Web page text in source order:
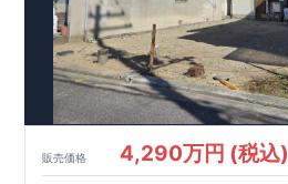
販売価格 4,290万円 (税込)